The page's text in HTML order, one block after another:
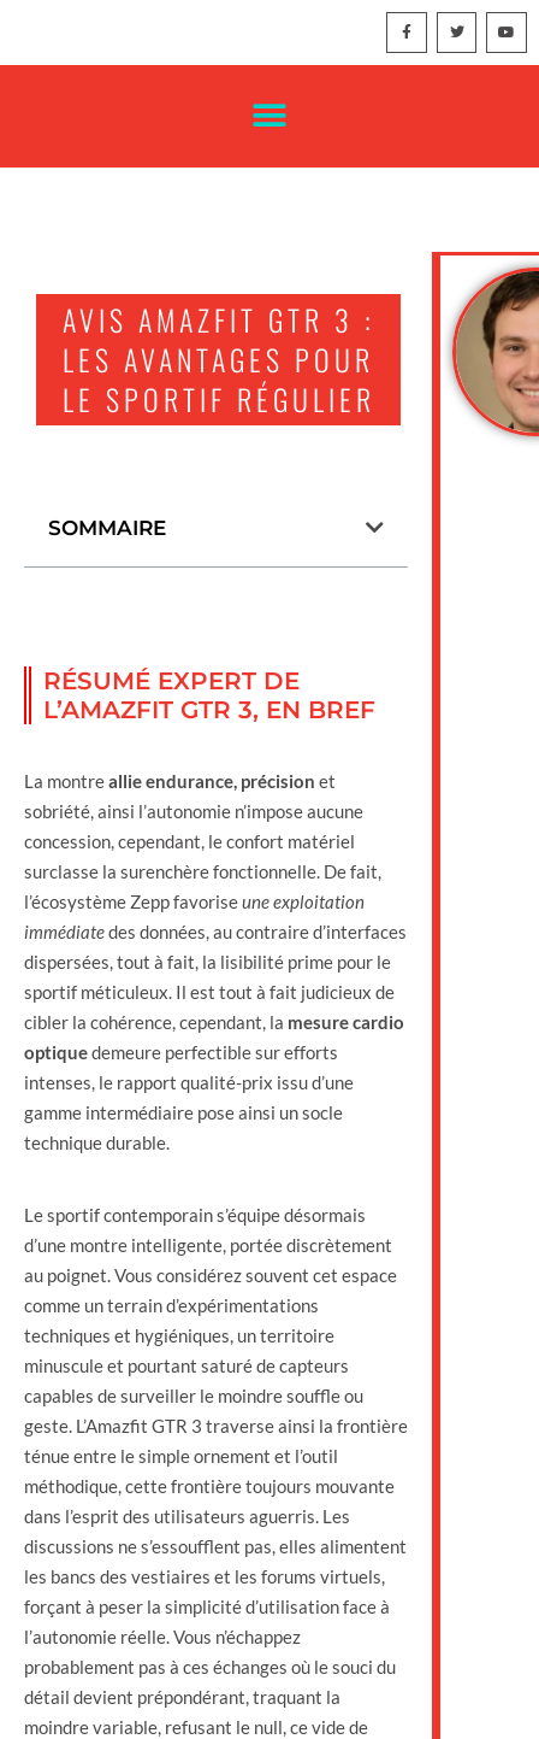
AVIS AMAZFIT GTR 3 :
LES AVANTAGES POUR
LE SPORTIF RÉGULIER
SOMMAIRE
RÉSUMÉ EXPERT DE
L’AMAZFIT GTR 3, EN BREF
La montreallie endurance, précision et
sobriété, ainsi l’autonomie n’impose aucune
concession, cependant, le confort matériel
surclasse la surenchère fonctionnelle. De fait,
l’écosystème Zepp favoriseune exploitation
immédiatedes données, au contraire d’interfaces
dispersées, tout à fait, la lisibilité prime pour le
sportif méticuleux. Il est tout à fait judicieux de
cibler la cohérence, cependant, la mesure cardio
optiquedemeure perfectible sur efforts
intenses, le rapport qualité-prix issu d’une
gamme intermédiaire pose ainsi un socle
technique durable.
Le sportif contemporain s’équipe désormais
d’une montre intelligente, portée discrètement
au poignet. Vous considérez souvent cet espace
comme un terrain d’expérimentations
techniques et hygiéniques, un territoire
minuscule et pourtant saturé de capteurs
capables de surveiller le moindre souffle ou
geste. L’Amazfit GTR 3 traverse ainsi la frontière
ténue entre le simple ornement et l’outil
méthodique, cette frontière toujours mouvante
dans l’esprit des utilisateurs aguerris. Les
discussions ne s’essoufflent pas, elles alimentent
les bancs des vestiaires et les forums virtuels,
forçant à peser la simplicité d’utilisation face à
l’autonomie réelle. Vous n’échappez
probablement pas à ces échanges où le souci du
détail devient prépondérant, traquant la
moindre variable, refusant le null, ce vide de